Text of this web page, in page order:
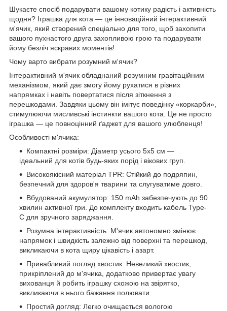
Шукаєте спосіб подарувати вашому котику радість і активність
щодня? Іграшка для кота — це інноваційний інтерактивний
м'ячик, який створений спеціально для того, щоб захопити
вашого пухнастого друга захопливою грою та подарувати
йому безліч яскравих моментів!
Чому варто вибрати розумний м'ячик?
Інтерактивний м'ячик обладнаний розумним гравітаційним
механізмом, який дає змогу йому рухатися в різних
напрямках і навіть повертатися після зіткнення з
перешкодами. Завдяки цьому він імітує поведінку «коркарби»,
стимулюючи мисливські інстинкти вашого кота. Це не просто
іграшка — це повноцінний ґаджет для вашого улюбленця!
Особливості м'ячика:
Компактні розміри: Діаметр усього 5х5 см —
ідеальний для котів будь-яких порід і вікових груп.
Високоякісний матеріал TPR: Стійкий до подряпин,
безпечний для здоров'я тварини та слугуватиме довго.
Вбудований акумулятор: 150 mAh забезпечують до 90
хвилин активної гри. До комплекту входить кабель Type-
C для зручного заряджання.
Розумна інтерактивність: М'ячик автономно змінює
напрямок і швидкість залежно від поверхні та перешкод,
викликаючи в кота щиру цікавість і азарт.
Привабливий погляд хвостик: Невеликий хвостик,
прикріплений до м'ячика, додатково привертає увагу
вихованця й робить іграшку схожою на звірятко,
викликаючи в нього бажання полювати.
Простий догляд: Легко очищається вологою